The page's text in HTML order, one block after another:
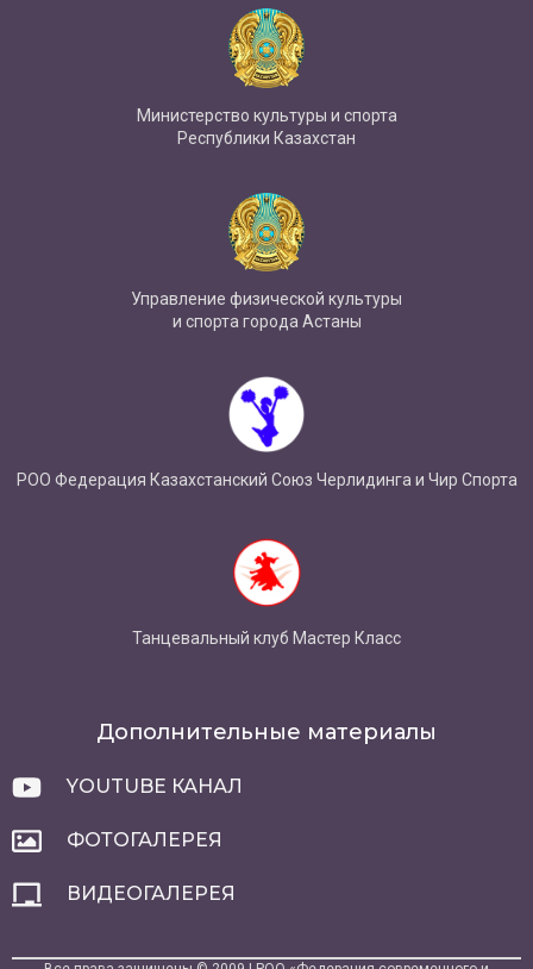
Министерство культуры и спорта
Республики Казахстан
Управление физической культуры
и спорта города Астаны
РОО Федерация Казахстанский Союз Черлидинга и Чир Спорта
Танцевальный клуб Мастер Класс
Дополнительные материалы
YOUTUBE КАНАЛ
ФОТОГАЛЕРЕЯ
ВИДЕОГАЛЕРЕЯ